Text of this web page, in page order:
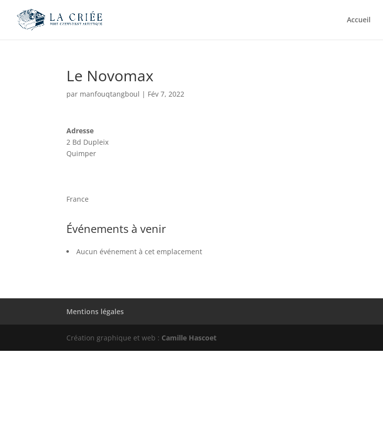
Accueil
Le Novomax
par manfouqtangboul | Fév 7, 2022
Adresse
2 Bd Dupleix
Quimper
France
Événements à venir
Aucun événement à cet emplacement
Mentions légales
Création graphique et web : Camille Hascoet